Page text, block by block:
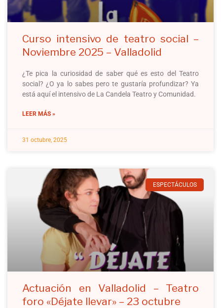
Curso intensivo de teatro social –
Noviembre 2025 – Valladolid
¿Te pica la curiosidad de saber qué es esto del Teatro
social? ¿O ya lo sabes pero te gustaría profundizar? Ya
está aquí el intensivo de La Candela Teatro y Comunidad.
LEER MÁS »
31 octubre, 2025
ESPECTÁCULOS
Actuación en Valladolid – Teatro
foro «Déjate llevar» – 23 octubre